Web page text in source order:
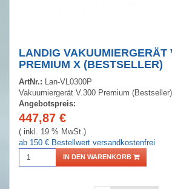
LANDIG VAKUUMIERGERÄT
PREMIUM X (BESTSELLER)
ArtNr.:
Lan-VL0300P
Vakuumiergerät V.300 Premium (Bestseller)
Angebotspreis:
447,87 €
( inkl. 19 % MwSt.)
ab 150 € Bestellwert versandkostenfrei
IN DEN WARENKORB